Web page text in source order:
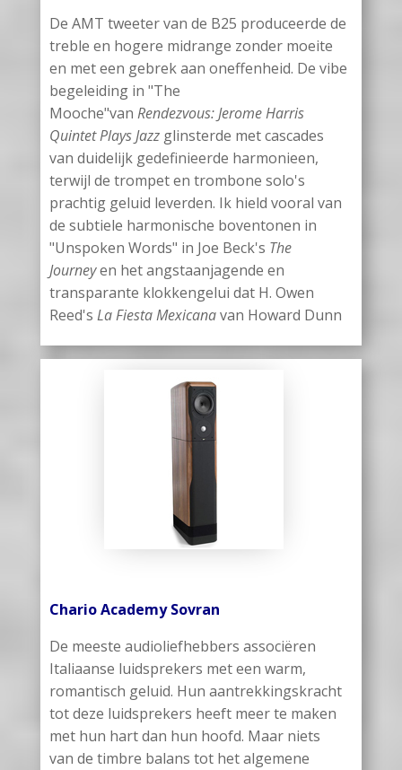
De AMT tweeter van de B25 produceerde de
treble en hogere midrange zonder moeite
en met een gebrek aan oneffenheid. De vibe
begeleiding in "The
Mooche"van Rendezvous: Jerome Harris
Quintet Plays Jazz glinsterde met cascades
van duidelijk gedefinieerde harmonieen,
terwijl de trompet en trombone solo's
prachtig geluid leverden. Ik hield vooral van
de subtiele harmonische boventonen in
"Unspoken Words" in Joe Beck's The
Journeyen het angstaanjagende en
transparante klokkengelui dat H. Owen
Reed's La Fiesta Mexicanavan Howard Dunn
Chario Academy Sovran
De meeste audioliefhebbers associëren
Italiaanse luidsprekers met een warm,
romantisch geluid. Hun aantrekkingskracht
tot deze luidsprekers heeft meer te maken
met hun hart dan hun hoofd. Maar niets
van de timbre balans tot het algemene